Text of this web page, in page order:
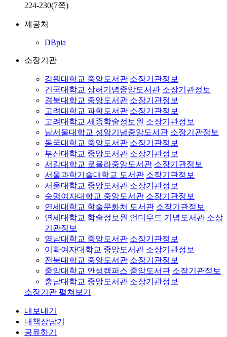
224-230(7쪽)
제공처
DBpia
소장기관
강원대학교 중앙도서관 소장기관정보
건국대학교 상허기념중앙도서관 소장기관정보
경북대학교 중앙도서관 소장기관정보
고려대학교 과학도서관 소장기관정보
고려대학교 세종학술정보원 소장기관정보
남서울대학교 성암기념중앙도서관 소장기관정보
동국대학교 중앙도서관 소장기관정보
부산대학교 중앙도서관 소장기관정보
서강대학교 로욜라중앙도서관 소장기관정보
서울과학기술대학교 도서관 소장기관정보
서울대학교 중앙도서관 소장기관정보
숙명여자대학교 중앙도서관 소장기관정보
연세대학교 학술문화처 도서관 소장기관정보
연세대학교 학술정보원 언더우드 기념도서관 소장
기관정보
영남대학교 중앙도서관 소장기관정보
이화여자대학교 중앙도서관 소장기관정보
전북대학교 중앙도서관 소장기관정보
중앙대학교 안성캠퍼스 중앙도서관 소장기관정보
충남대학교 중앙도서관 소장기관정보
소장기관 펼쳐보기
내보내기
내책장담기
공유하기